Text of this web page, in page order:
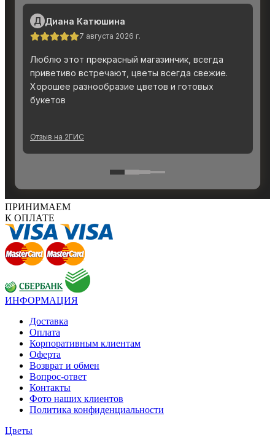
ПРИНИМАЕМ
К ОПЛАТЕ
ИНФОРМАЦИЯ
Доставка
Оплата
Корпоративным клиентам
Оферта
Возврат и обмен
Вопрос-ответ
Контакты
Фото наших клиентов
Политика конфиденциальности
Цветы